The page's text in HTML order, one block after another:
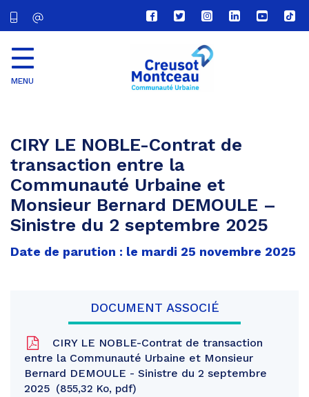
Lien
vers
compte
Facebook
Lien
vers
compte
Twitter
Lien
vers
le
compte
Lien
vers
Lien
vers
Lien
vers
MENU
CIRY LE NOBLE-Contrat de
transaction entre la
Communauté Urbaine et
Monsieur Bernard DEMOULE –
Sinistre du 2 septembre 2025
Date de parution : le mardi 25 novembre 2025
DOCUMENT ASSOCIÉ
CIRY LE NOBLE-Contrat de transaction
entre la Communauté Urbaine et Monsieur
Bernard DEMOULE - Sinistre du 2 septembre
2025
855,32 Ko, pdf